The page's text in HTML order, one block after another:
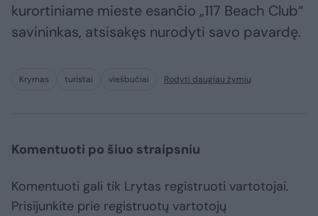
kurortiniame mieste esančio „117 Beach Club“
savininkas, atsisakęs nurodyti savo pavardę.
Krymas turistai viešbučiai Rodyti daugiau žymių
Komentuoti po šiuo straipsniu
Komentuoti gali tik Lrytas registruoti vartotojai.
Prisijunkite prie registruotų vartotojų